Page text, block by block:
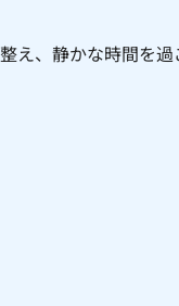
え、静かな時間を過